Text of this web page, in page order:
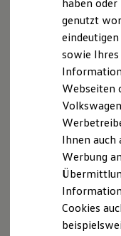
Hybridautos
Marke und Erlebnis
Volkswagen
R-
R
Driving
Lifestyle
Golf
ID.
GTI
Disclaimer von
ID.7 GTX Tourer
18,4 - 16,4 kWh/
CO₂-Klasse(n): A.
Die in dieser
Ausstattungen
deutschen
teilweise
Mehrpreis.
Bitte beachten
Übersicht der
Die
sich nicht auf ein
haben
genutzt
sowie
Webseiten
Ihnen auch
Werbung
Cookies